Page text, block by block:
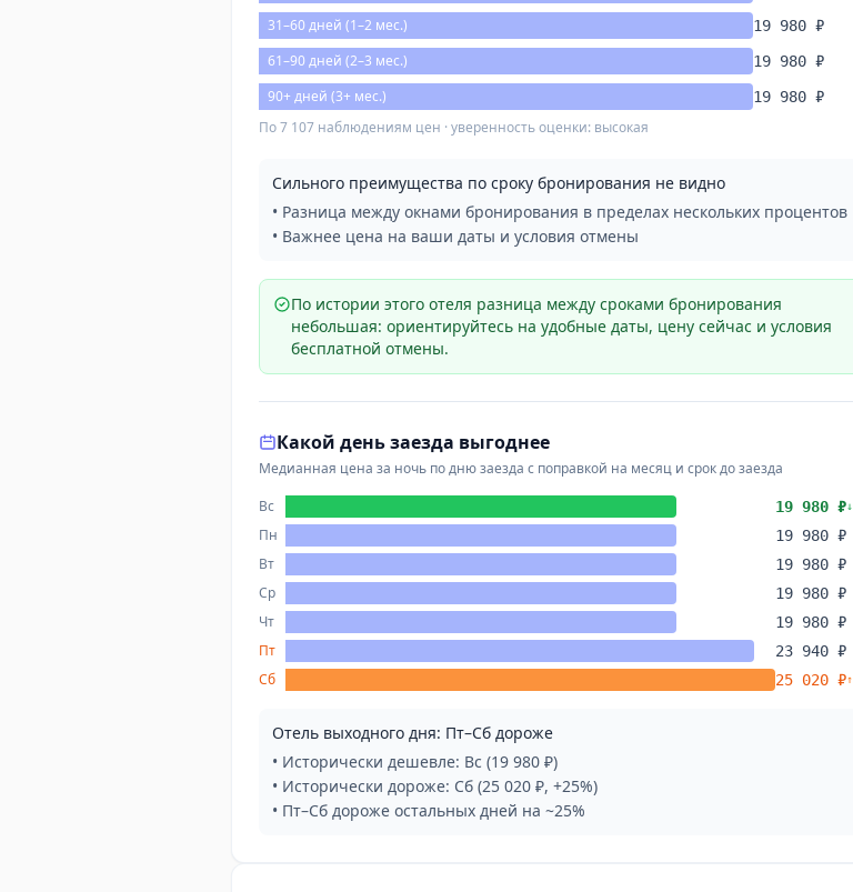
31–60 дней (1–2 мес.) 19 980 ₽
61–90 дней (2–3 мес.) 19 980 ₽
90+ дней (3+ мес.) 19 980 ₽
По 7 107 наблюдениям цен · уверенность оценки: высокая
Сильного преимущества по сроку бронирования не видно
• Разница между окнами бронирования в пределах нескольких процентов
• Важнее цена на ваши даты и условия отмены
По истории этого отеля разница между сроками бронирования
небольшая: ориентируйтесь на удобные даты, цену сейчас и условия
бесплатной отмены.
Какой день заезда выгоднее
Медианная цена за ночь по дню заезда с поправкой на месяц и срок до заезда
Вс
19 980 ₽↓
Пн 19 980 ₽
Вт 19 980 ₽
Ср 19 980 ₽
Чт 19 980 ₽
Пт 23 940 ₽
Сб 25 020 ₽↑
Отель выходного дня: Пт–Сб дороже
• Исторически дешевле: Вс (19 980 ₽)
• Исторически дороже: Сб (25 020 ₽, +25%)
• Пт–Сб дороже остальных дней на ~25%